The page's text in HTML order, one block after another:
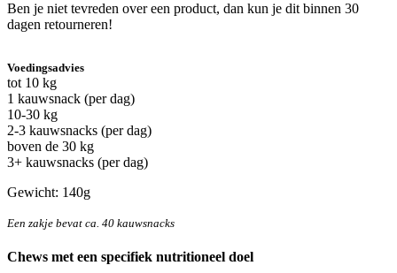
Ben je niet tevreden over een product, dan kun je dit binnen 30
dagen retourneren!
Voedingsadvies
tot 10 kg
1 kauwsnack (per dag)
10-30 kg
2-3 kauwsnacks (per dag)
boven de 30 kg
3+ kauwsnacks (per dag)
Gewicht: 140g
Een zakje bevat ca. 40 kauwsnacks
Chews met een specifiek nutritioneel doel